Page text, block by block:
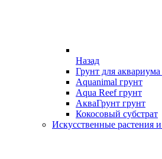
Назад
Грунт для
Aquanimal грунт
Aqua Reef грунт
АкваГрунт грунт
Кокосовый субстрат
Искусственные растения